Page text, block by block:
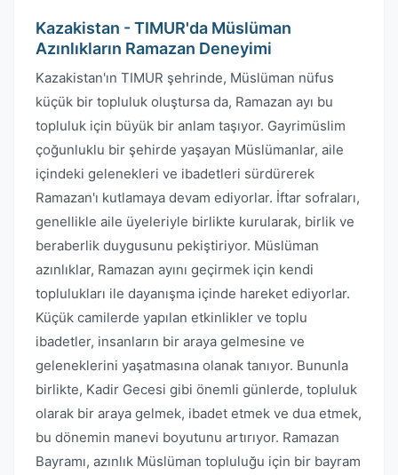
Kazakistan - TIMUR'da Müslüman
Azınlıkların Ramazan Deneyimi
Kazakistan'ın TIMUR şehrinde, Müslüman nüfus
küçük bir topluluk oluştursa da, Ramazan ayı bu
topluluk için büyük bir anlam taşıyor. Gayrimüslim
çoğunluklu bir şehirde yaşayan Müslümanlar, aile
içindeki gelenekleri ve ibadetleri sürdürerek
Ramazan'ı kutlamaya devam ediyorlar. İftar sofraları,
genellikle aile üyeleriyle birlikte kurularak, birlik ve
beraberlik duygusunu pekiştiriyor. Müslüman
azınlıklar, Ramazan ayını geçirmek için kendi
toplulukları ile dayanışma içinde hareket ediyorlar.
Küçük camilerde yapılan etkinlikler ve toplu
ibadetler, insanların bir araya gelmesine ve
geleneklerini yaşatmasına olanak tanıyor. Bununla
birlikte, Kadir Gecesi gibi önemli günlerde, topluluk
olarak bir araya gelmek, ibadet etmek ve dua etmek,
bu dönemin manevi boyutunu artırıyor. Ramazan
Bayramı, azınlık Müslüman topluluğu için bir bayram